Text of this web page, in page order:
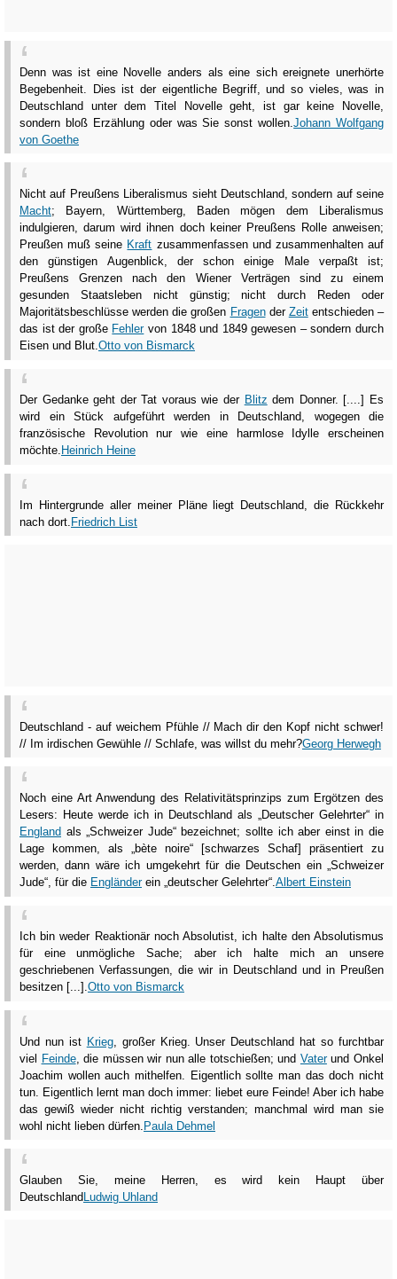
Denn was ist eine Novelle anders als eine sich ereignete unerhörte
Begebenheit. Dies ist der eigentliche Begriff, und so vieles, was in
Deutschland unter dem Titel Novelle geht, ist gar keine Novelle,
sondern bloß Erzählung oder was Sie sonst wollen.Johann Wolfgang
von Goethe
Nicht auf Preußens Liberalismus sieht Deutschland, sondern auf seine
Macht; Bayern, Württemberg, Baden mögen dem Liberalismus
indulgieren, darum wird ihnen doch keiner Preußens Rolle anweisen;
Preußen muß seine Kraft zusammenfassen und zusammenhalten auf
den günstigen Augenblick, der schon einige Male verpaßt ist;
Preußens Grenzen nach den Wiener Verträgen sind zu einem
gesunden Staatsleben nicht günstig; nicht durch Reden oder
Majoritätsbeschlüsse werden die großen Fragender Zeitentschieden –
das ist der große Fehlervon 1848 und 1849 gewesen – sondern durch
Eisen und Blut.Otto von Bismarck
Der Gedanke geht der Tat voraus wie der Blitz dem Donner. [....] Es
wird ein Stück aufgeführt werden in Deutschland, wogegen die
französische Revolution nur wie eine harmlose Idylle erscheinen
möchte. Heinrich Heine
Im Hintergrunde aller meiner Pläne liegt Deutschland, die Rückkehr
nach dort. Friedrich List
Deutschland - auf weichem Pfühle // Mach dir den Kopf nicht schwer!
// Im irdischen Gewühle // Schlafe, was willst du mehr?Georg Herwegh
Noch eine Art Anwendung des Relativitätsprinzips zum Ergötzen des
Lesers: Heute werde ich in Deutschland als „Deutscher Gelehrter“ in
England als „Schweizer Jude“ bezeichnet; sollte ich aber einst in die
Lage kommen, als „bète noire“ [schwarzes Schaf] präsentiert zu
werden, dann wäre ich umgekehrt für die Deutschen ein „Schweizer
Jude“, für die Engländerein „deutscher Gelehrter“.Albert Einstein
Ich bin weder Reaktionär noch Absolutist, ich halte den Absolutismus
für eine unmögliche Sache; aber ich halte mich an unsere
geschriebenen Verfassungen, die wir in Deutschland und in Preußen
besitzen [...].Otto von Bismarck
Und nun ist Krieg, großer Krieg. Unser Deutschland hat so furchtbar
viel Feinde, die müssen wir nun alle totschießen; und Vaterund Onkel
Joachim wollen auch mithelfen. Eigentlich sollte man das doch nicht
tun. Eigentlich lernt man doch immer: liebet eure Feinde! Aber ich habe
das gewiß wieder nicht richtig verstanden; manchmal wird man sie
wohl nicht lieben dürfen. Paula Dehmel
Glauben Sie, meine Herren, es wird kein Haupt über
Deutschland Ludwig Uhland